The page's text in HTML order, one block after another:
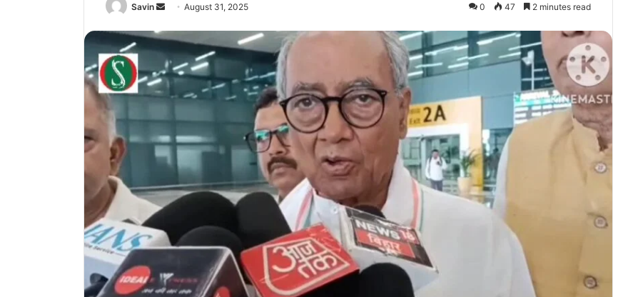
Savin
Send
email
August 31, 2025 0 47 2 minutes read